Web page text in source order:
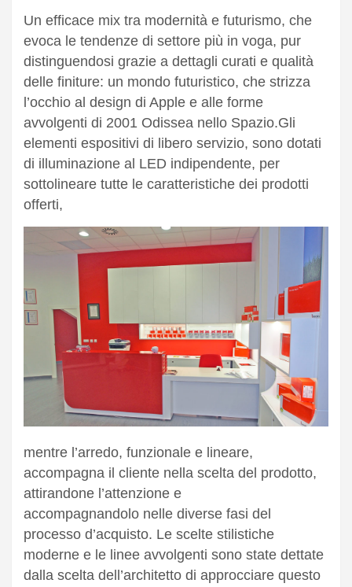
Un efficace mix tra modernità e futurismo, che
evoca le tendenze di settore più in voga, pur
distinguendosi grazie a dettagli curati e qualità
delle finiture: un mondo futuristico, che strizza
l’occhio al design di Apple e alle forme
avvolgenti di 2001 Odissea nello Spazio.Gli
elementi espositivi di libero servizio, sono dotati
di illuminazione al LED indipendente, per
sottolineare tutte le caratteristiche dei prodotti
offerti,
mentre l’arredo, funzionale e lineare,
accompagna il cliente nella scelta del prodotto,
attirandone l’attenzione e
accompagnandolo nelle diverse fasi del
processo d’acquisto. Le scelte stilistiche
moderne e le linee avvolgenti sono state dettate
dalla scelta dell’architetto di approcciare questo